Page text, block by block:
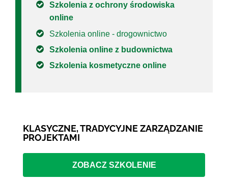
Szkolenia z ochrony środowiska
online
Szkolenia online - drogownictwo
Szkolenia online z budownictwa
Szkolenia kosmetyczne online
KLASYCZNE, TRADYCYJNE ZARZĄDZANIE
PROJEKTAMI
ZOBACZ SZKOLENIE